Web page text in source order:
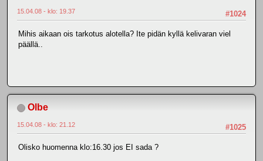
#1024
15.04.08 - klo: 19.37
Mihis aikaan ois tarkotus alotella? Ite pidän kyllä kelivaran viel
päällä..
Olbe
#1025
15.04.08 - klo: 21.12
Olisko huomenna klo:16.30 jos EI sada ?